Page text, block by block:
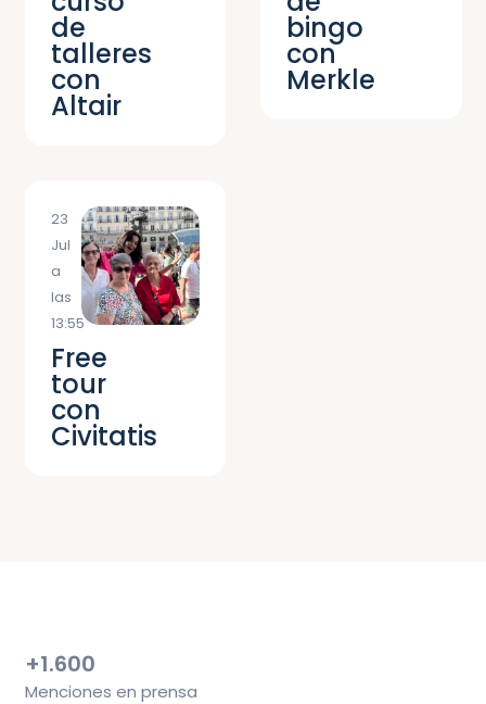
de
talleres
con
Altair
bingo
con
Merkle
23
Jul
a
las
13:55
Free
tour
con
Civitatis
+1.600
Menciones en prensa